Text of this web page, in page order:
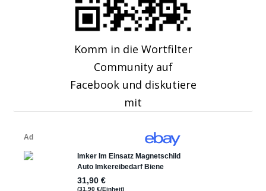
Komm in die Wortfilter
Community auf
Facebook und diskutiere
mit